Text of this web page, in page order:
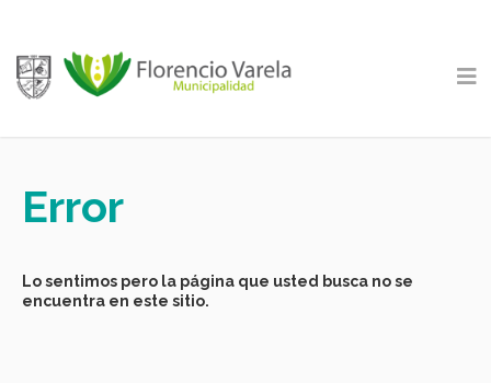
Error
Lo sentimos pero la página que usted busca no se
encuentra en este sitio.